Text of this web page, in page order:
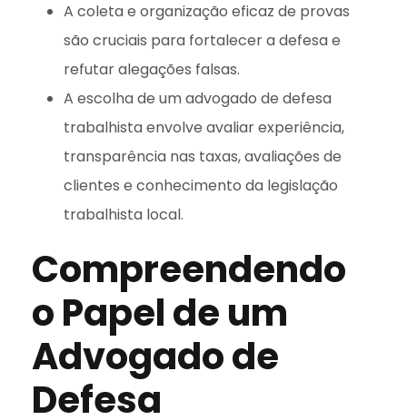
A coleta e organização eficaz de provas
são cruciais para fortalecer a defesa e
refutar alegações falsas.
A escolha de um advogado de defesa
trabalhista envolve avaliar experiência,
transparência nas taxas, avaliações de
clientes e conhecimento da legislação
trabalhista local.
Compreendendo
o Papel de um
Advogado de
Defesa